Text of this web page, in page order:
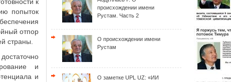
попыток
отпор
страны.
и
и
происхождении имени
Рустам. Часть 2
О происхождении имени
Рустам
О заметке UPL UZ: «ИИ